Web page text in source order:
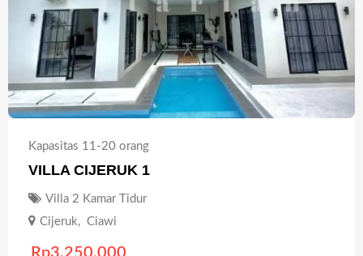
Kapasitas 11-20 orang
VILLA CIJERUK 1
Villa 2 Kamar Tidur
Cijeruk, Ciawi